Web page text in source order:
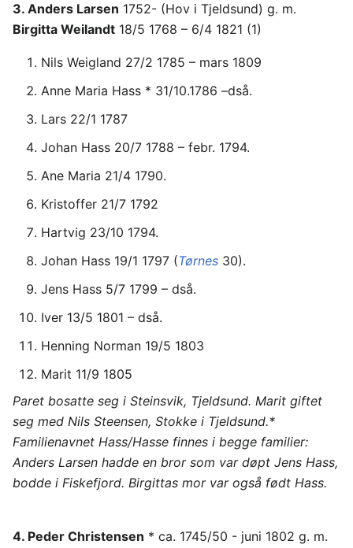
3. Anders Larsen 1752- (Hov i Tjeldsund) g. m.
Birgitta Weilandt 18/5 1768 – 6/4 1821 (1)
Nils Weigland 27/2 1785 – mars 1809
Anne Maria Hass * 31/10.1786 –dså.
Lars 22/1 1787
Johan Hass 20/7 1788 – febr. 1794.
Ane Maria 21/4 1790.
Kristoffer 21/7 1792
Hartvig 23/10 1794.
Johan Hass 19/1 1797 (Tørnes 30).
Jens Hass 5/7 1799 – dså.
Iver 13/5 1801 – dså.
Henning Norman 19/5 1803
Marit 11/9 1805
Paret bosatte seg i Steinsvik, Tjeldsund. Marit giftet
seg med Nils Steensen, Stokke i Tjeldsund.*
Familienavnet Hass/Hasse finnes i begge familier:
Anders Larsen hadde en bror som var døpt Jens Hass,
bodde i Fiskefjord. Birgittas mor var også født Hass.
4. Peder Christensen * ca. 1745/50 - juni 1802 g. m.